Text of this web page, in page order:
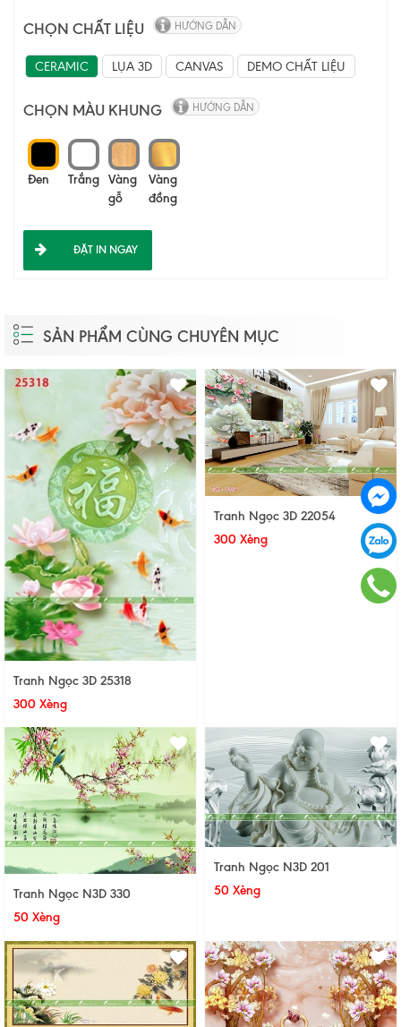
CHỌN CHẤT LIỆU HƯỚNG DẪN
CERAMIC LỤA 3D CANVAS DEMO CHẤT LIỆU
CHỌN MÀU KHUNG HƯỚNG DẪN
Đen Trắng Vàng
gỗ
Vàng
đồng
ĐẶT IN NGAY
SẢN PHẨM CÙNG CHUYÊN MỤC
Tranh Ngọc 3D 25318
300 Xèng
Tranh Ngọc 3D 22054
300 Xèng
Tranh Ngọc N3D 330
50 Xèng
Tranh Ngọc N3D 201
50 Xèng